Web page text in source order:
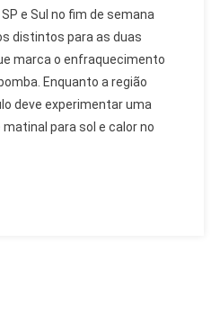
e Sul no fim de semana
distintos para as duas
marca o enfraquecimento
Enquanto a região
deve experimentar uma
para sol e calor no